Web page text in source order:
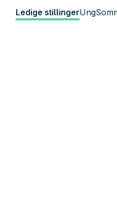
Ledige stillingerUng